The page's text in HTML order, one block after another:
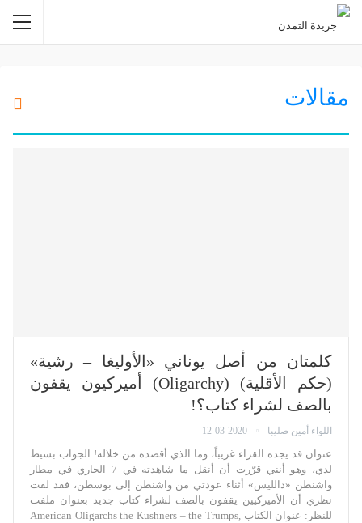
مقالات
كلمتان من أصل يوناني «الأوليغا – رشية»
(حكم الأقلية) (Oligarchy) أميركيون يقفون
بالصف لشراء كتاب؟!
اللواء أمين صليبا 12-03-2020
عنوان قد يجده القراء غريباً، وما الذي أقصده من خلاله! الجواب بسيط
لدي، وهو أنني قرّرت أن أنقل ما شاهدته في 7 الجاري في مطار
واشنطن «دالليس» أثناء عودتي من واشنطن إلى بوسطن، فقد لفت
نظري أن الأميركيين يقفون بالصف لشراء كتاب جديد بعنوان ملفت
للنظر: عنوان الكتاب American Oligarchs the Kushners – the Trumps,